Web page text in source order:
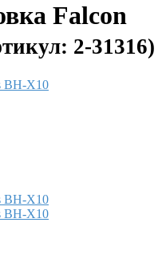
Falcon
2-31316)